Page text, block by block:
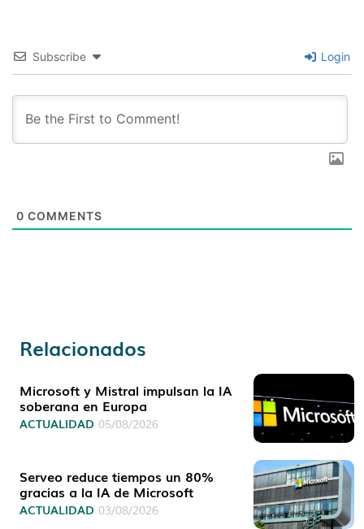
Subscribe Login
0 COMMENTS
Relacionados
Microsoft y Mistral impulsan la IA
soberana en Europa
ACTUALIDAD 05/08/2026
Serveo reduce tiempos un 80%
gracias a la IA de Microsoft
ACTUALIDAD 03/08/2026